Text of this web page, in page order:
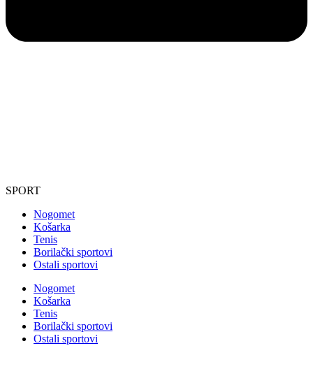
SPORT
Nogomet
Košarka
Tenis
Borilački sportovi
Ostali sportovi
Nogomet
Košarka
Tenis
Borilački sportovi
Ostali sportovi